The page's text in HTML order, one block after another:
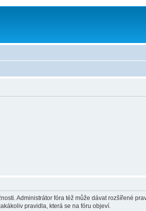
Administrátor fóra též může dávat rozšířené
pravidla, která se na fóru objeví.